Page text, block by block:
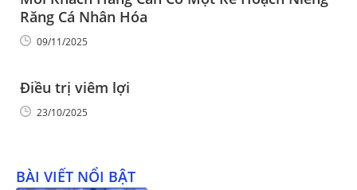
Răng Cá Nhân Hóa
09/11/2025
Điều trị viêm lợi
23/10/2025
BÀI VIẾT NỔI BẬT